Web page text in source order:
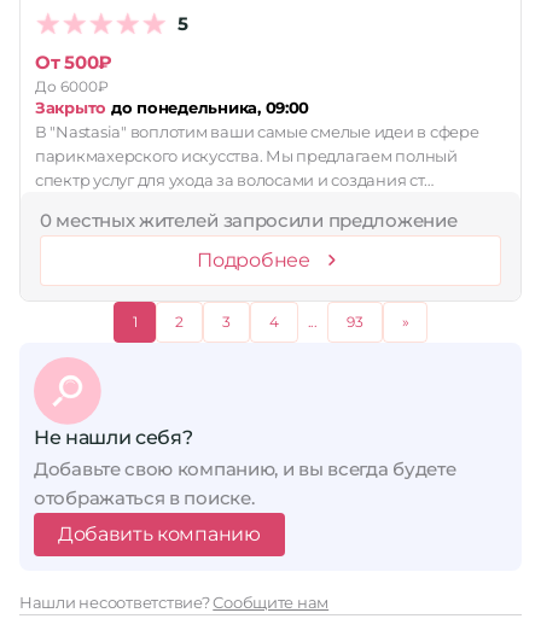
5
От 500₽
До 6000₽
Закрыто до понедельника, 09:00
В "Nastasia" воплотим ваши самые смелые идеи в сфере
парикмахерского искусства. Мы предлагаем полный
спектр услуг для ухода за волосами и создания ст…
0 местных жителей запросили предложение
Подробнее
1 2 3 4 93 »
Не нашли себя?
Добавьте свою компанию, и вы всегда будете
отображаться в поиске.
Добавить компанию
Нашли несоответствие?Сообщите нам